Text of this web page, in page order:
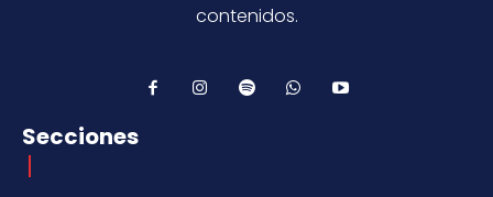
contenidos.
Secciones